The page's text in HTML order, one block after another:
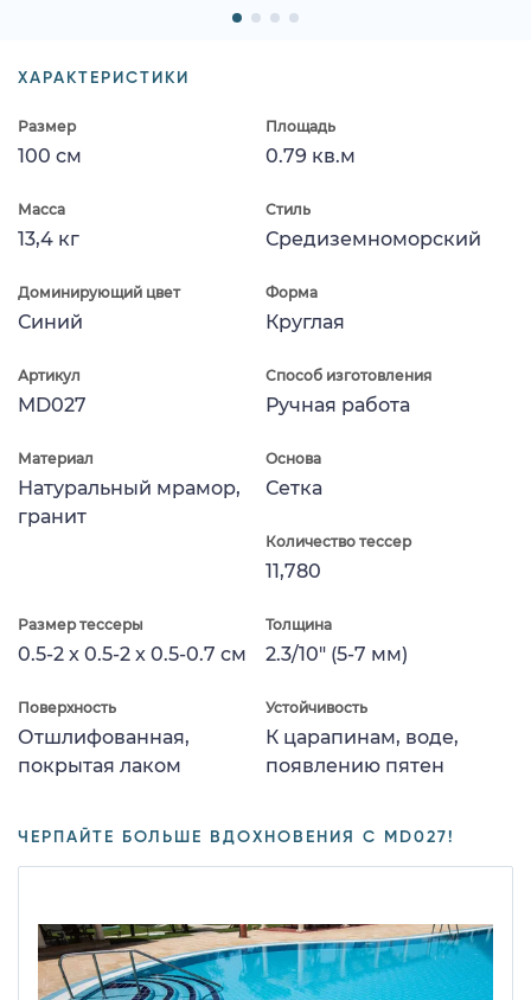
ХАРАКТЕРИСТИКИ
Размер
100 см
Площадь
0.79 кв.м
Масса
13,4 кг
Стиль
Средиземноморский
Доминирующий цвет
Синий
Форма
Круглая
Артикул
MD027
Способ изготовления
Ручная работа
Материал
Натуральный мрамор,
гранит
Основа
Сетка
Количество тессер
11,780
Размер тессеры
0.5-2 x 0.5-2 x 0.5-0.7 см
Толщина
2.3/10" (5-7 мм)
Поверхность
Отшлифованная,
покрытая лаком
Устойчивость
К царапинам, воде,
появлению пятен
ЧЕРПАЙТЕ БОЛЬШЕ ВДОХНОВЕНИЯ С MD027!